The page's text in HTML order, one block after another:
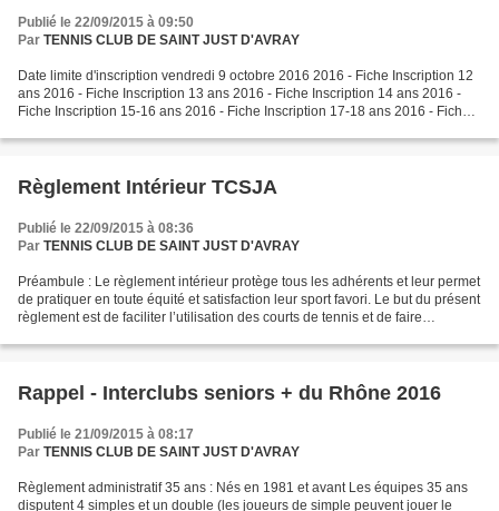
Publié le 22/09/2015 à 09:50
Par TENNIS CLUB DE SAINT JUST D'AVRAY
Date limite d'inscription vendredi 9 octobre 2016 2016 - Fiche Inscription 12
ans 2016 - Fiche Inscription 13 ans 2016 - Fiche Inscription 14 ans 2016 -
Fiche Inscription 15-16 ans 2016 - Fiche Inscription 17-18 ans 2016 - Fiche
Règlement Intérieur TCSJA
Publié le 22/09/2015 à 08:36
Par TENNIS CLUB DE SAINT JUST D'AVRAY
Préambule : Le règlement intérieur protège tous les adhérents et leur permet
de pratiquer en toute équité et satisfaction leur sport favori. Le but du présent
règlement est de faciliter l’utilisation des courts de tennis et de faire
Rappel - Interclubs seniors + du Rhône 2016
Publié le 21/09/2015 à 08:17
Par TENNIS CLUB DE SAINT JUST D'AVRAY
Règlement administratif 35 ans : Nés en 1981 et avant Les équipes 35 ans
disputent 4 simples et un double (les joueurs de simple peuvent jouer le